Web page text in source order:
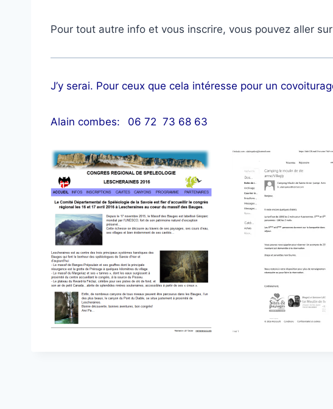
Pour tout autre info et vous inscrire, vous pouvez aller
J’y serai. Pour ceux que cela intéresse pour un
Alain combes: 06 72 73 68 63